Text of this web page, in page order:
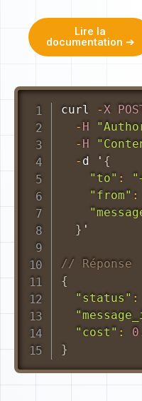
Lire la
documentation ➔
curl -X
- H
- H
- d ' {
"to" :
"from" :
} '
// Réponse
{
"status" :
"cost" :
}